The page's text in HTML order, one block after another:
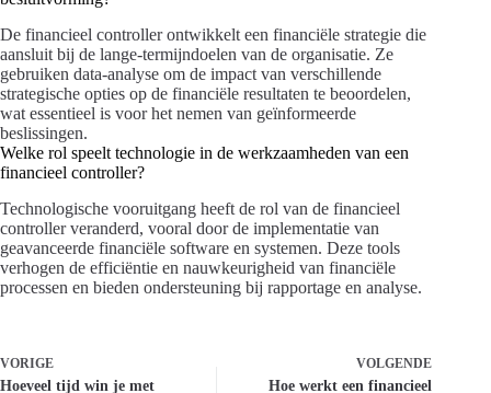
De financieel controller ontwikkelt een financiële strategie die
aansluit bij de lange-termijndoelen van de organisatie. Ze
gebruiken data-analyse om de impact van verschillende
strategische opties op de financiële resultaten te beoordelen,
wat essentieel is voor het nemen van geïnformeerde
beslissingen.
Welke rol speelt technologie in de werkzaamheden van een
financieel controller?
Technologische vooruitgang heeft de rol van de financieel
controller veranderd, vooral door de implementatie van
geavanceerde financiële software en systemen. Deze tools
verhogen de efficiëntie en nauwkeurigheid van financiële
processen en bieden ondersteuning bij rapportage en analyse.
VORIGE
Hoeveel tijd win je met
VOLGENDE
Hoe werkt een financieel